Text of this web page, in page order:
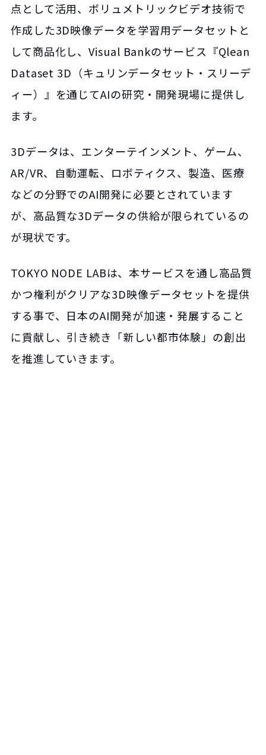
点として活用、ボリュメトリックビデオ技術で
作成した3D映像データを学習用データセットと
して商品化し、Visual Bankのサービス『Qlean
Dataset 3D（キュリンデータセット・スリーデ
ィー）』を通じてAIの研究・開発現場に提供し
ます。
3Dデータは、エンターテインメント、ゲーム、
AR/VR、自動運転、ロボティクス、製造、医療
などの分野でのAI開発に必要とされています
が、高品質な3Dデータの供給が限られているの
が現状です。
TOKYO NODE LABは、本サービスを通し高品質
かつ権利がクリアな3D映像データセットを提供
する事で、日本のAI開発が加速・発展すること
に貢献し、引き続き「新しい都市体験」の創出
を推進していきます。